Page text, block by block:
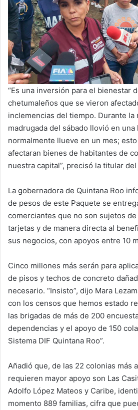
“Es una inversión para el bienestar
chetumaleños que se vieron
inclemencias del tiempo. Durante
madrugada del sábado llovió en una
normalmente llueve en un mes;
afectaran bienes de habitantes de
nuestra capital”, precisó la titular
La gobernadora de Quintana Roo
de pesos de este Paquete se
comerciantes que no son sujetos
tarjetas y de manera directa al
sus negocios, con apoyos entre 10
Cinco millones más serán para
de pisos y techos de concreto
necesario. “Insisto”, dijo Mara
con los censos que hemos estado
las brigadas de más de 200
dependencias y el apoyo de 150
Sistema DIF Quintana Roo”.
Añadió que, de las 22 colonias más
requieren mayor apoyo son Las
Adolfo López Mateos y Caribe,
momento 889 familias, cifra que